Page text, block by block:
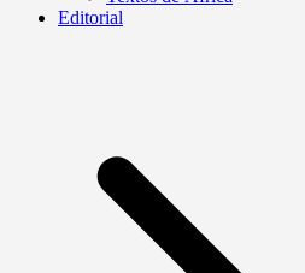
Editorial